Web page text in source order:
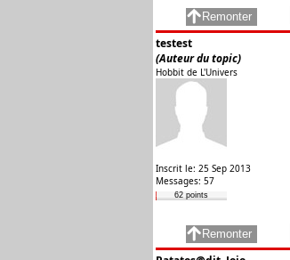
testest
(Auteur du topic)
Hobbit de L'Univers
Inscrit le: 25 Sep 2013
Messages: 57
62 points